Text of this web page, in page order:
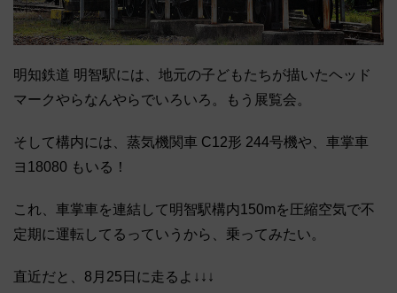
明知鉄道 明智駅には、地元の子どもたちが描いたヘッド
マークやらなんやらでいろいろ。もう展覧会。
そして構内には、蒸気機関車 C12形 244号機や、車掌車
ヨ18080 もいる！
これ、車掌車を連結して明智駅構内150mを圧縮空気で不
定期に運転してるっていうから、乗ってみたい。
直近だと、8月25日に走るよ↓↓↓